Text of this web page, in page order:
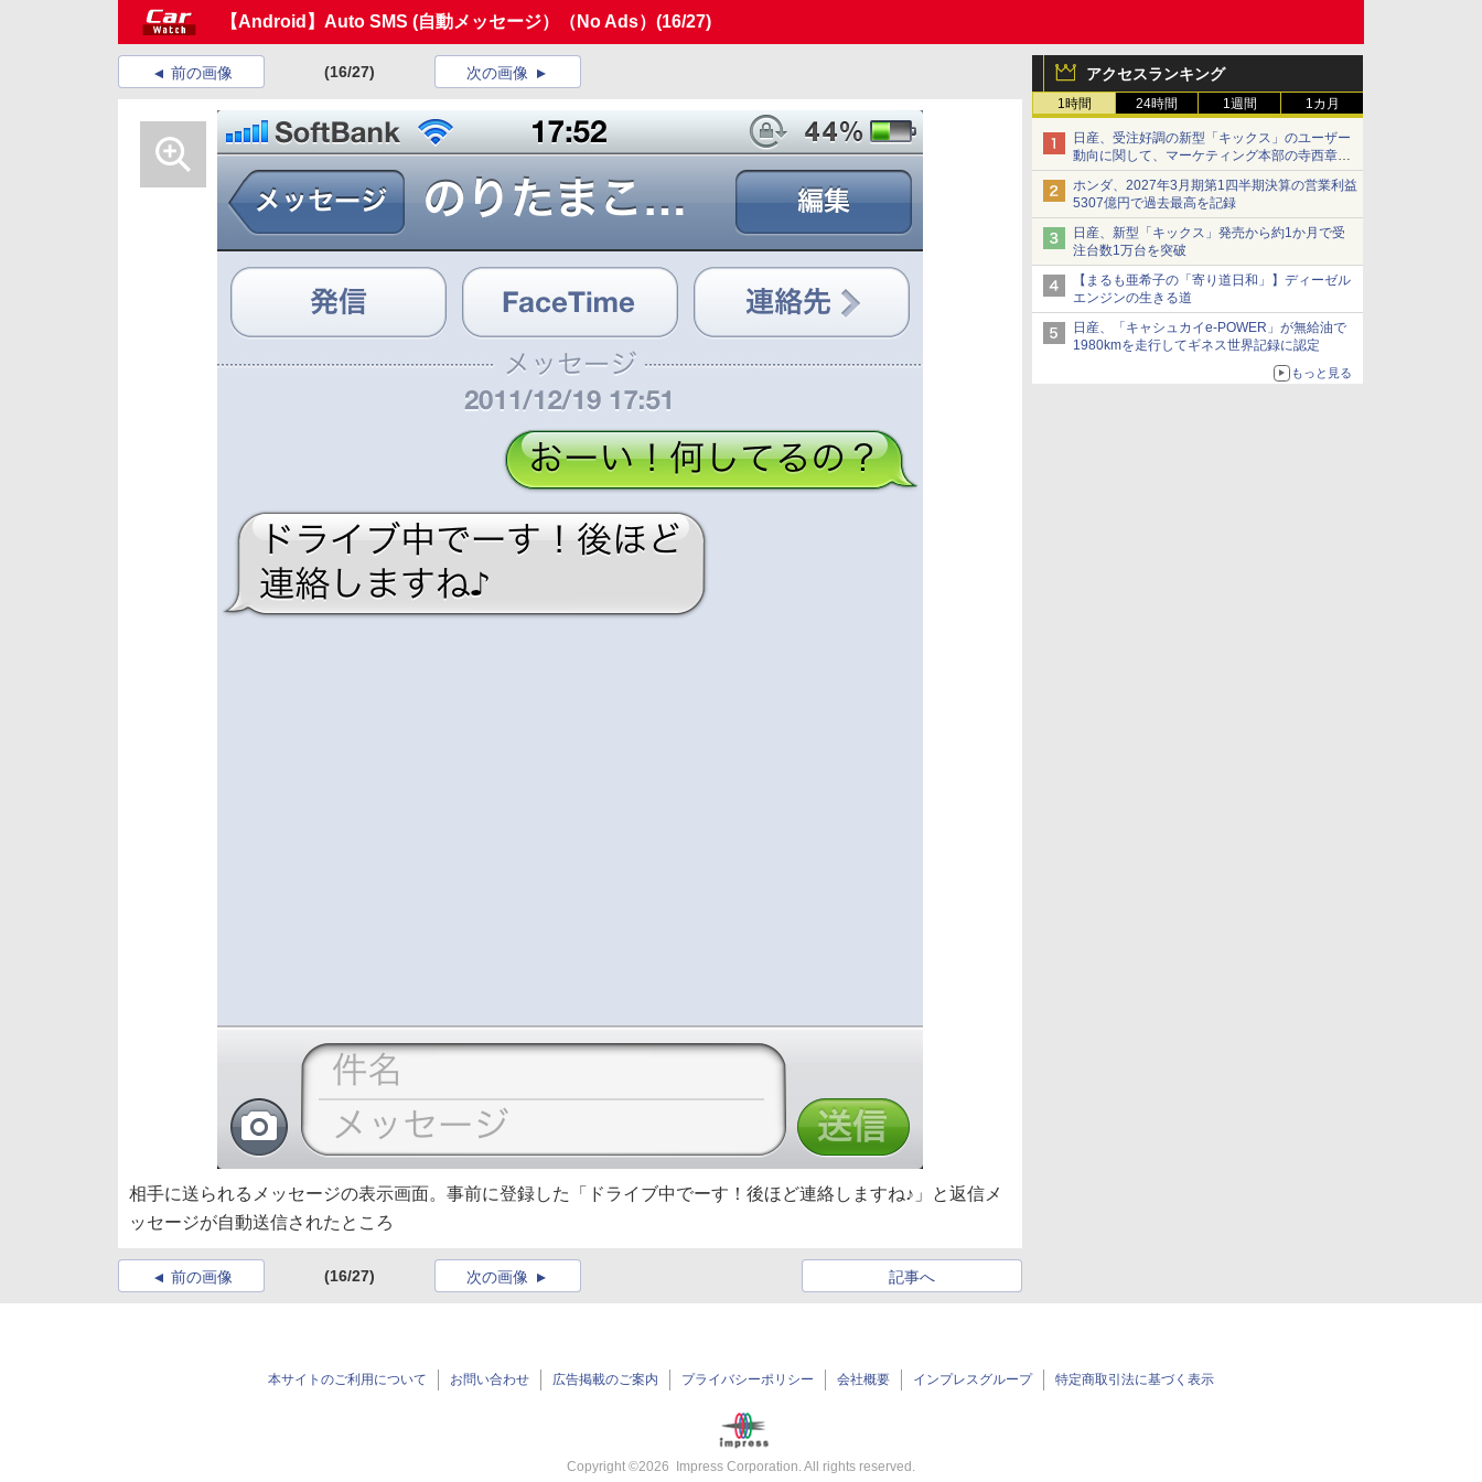
【Android】Auto SMS (自動メッセージ）（No Ads） (16/27)
アクセスランキング
1時間 24時間 1週間 1カ月
日産、受注好調の新型「キックス」のユーザー
動向に関して、マーケティング本部の寺西章氏
が解説
ホンダ、2027年3月期第1四半期決算の営業利益
5307億円で過去最高を記録
日産、新型「キックス」発売から約1か月で受
注台数1万台を突破
【まるも亜希子の「寄り道日和」】ディーゼル
エンジンの生きる道
日産、「キャシュカイe-POWER」が無給油で
1980kmを走行してギネス世界記録に認定
もっと見る
前の画像 (16/27) 次の画像
相手に送られるメッセージの表示画面。事前に登録した「ドライブ中でーす！後ほど連絡しますね♪」と返信メ
ッセージが自動送信されたところ
前の画像 (16/27) 記事へ
次の画像
本サイトのご利用について お問い合わせ 広告掲載のご案内 プライバシーポリシー 会社概要 インプレスグループ 特定商取引法に基づく表示
Copyright ©2026 Impress Corporation. All rights reserved.